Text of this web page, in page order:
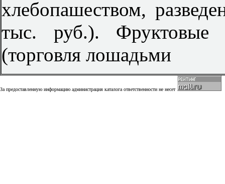
хлебопашеством,
тыс. руб.).
(торговля лошадьми
За предоставленную информацию администрация каталога ответственности не несет